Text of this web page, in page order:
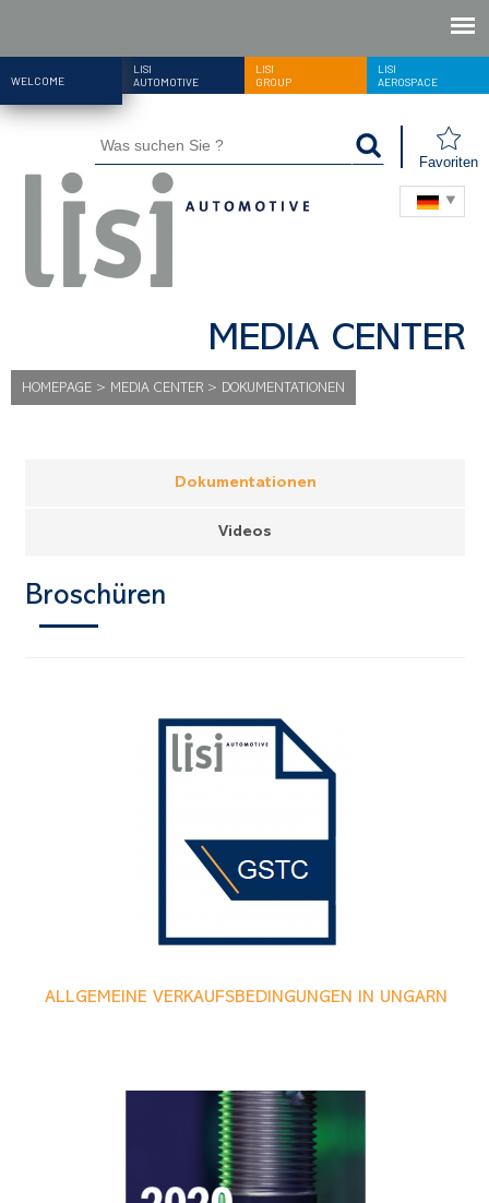
WELCOME
LISI
AUTOMOTIVE
LISI
GROUP
LISI
AEROSPACE
Favoriten
MEDIA CENTER
HOMEPAGE > MEDIA CENTER > DOKUMENTATIONEN
Dokumentationen
Videos
Broschüren
ALLGEMEINE VERKAUFSBEDINGUNGEN IN UNGARN